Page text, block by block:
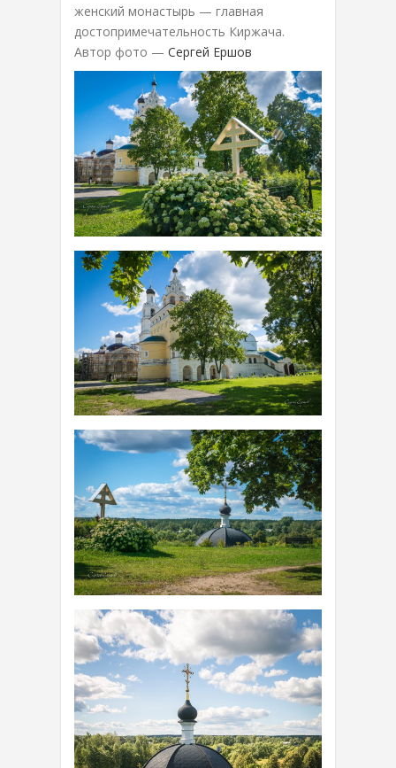
женский монастырь — главная
достопримечательность Киржача.
Автор фото — Сергей Ершов